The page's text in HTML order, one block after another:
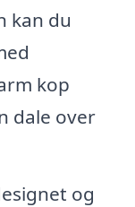
kan du
kop
dale over
og